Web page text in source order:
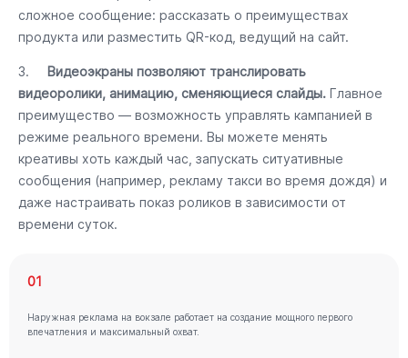
сложное сообщение: рассказать о преимуществах
продукта или разместить QR-код, ведущий на сайт.
3. Видеоэкраны позволяют транслировать
видеоролики, анимацию, сменяющиеся слайды. Главное
преимущество — возможность управлять кампанией в
режиме реального времени. Вы можете менять
креативы хоть каждый час, запускать ситуативные
сообщения (например, рекламу такси во время дождя) и
даже настраивать показ роликов в зависимости от
времени суток.
01
Наружная реклама на вокзале работает на создание мощного первого
впечатления и максимальный охват.